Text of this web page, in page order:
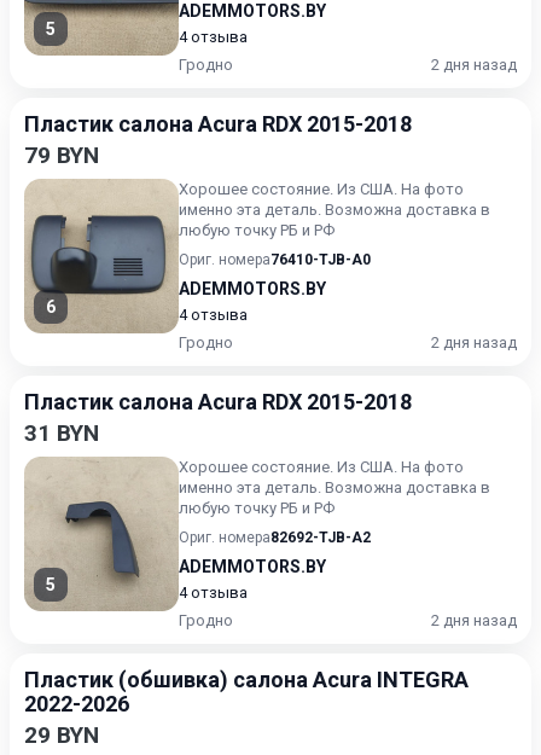
5
ADEMMOTORS.BY
4 отзыва
Гродно
2 дня назад
Пластик салона Acura RDX 2015-2018
79 BYN
6
Хорошее состояние. Из США. На фото
именно эта деталь. Возможна доставка в
любую точку РБ и РФ
Ориг. номера76410-TJB-A0
ADEMMOTORS.BY
4 отзыва
Гродно
2 дня назад
Пластик салона Acura RDX 2015-2018
31 BYN
5
Хорошее состояние. Из США. На фото
именно эта деталь. Возможна доставка в
любую точку РБ и РФ
Ориг. номера82692-TJB-A2
ADEMMOTORS.BY
4 отзыва
Гродно
2 дня назад
Пластик (обшивка) салона Acura INTEGRA
2022-2026
29 BYN